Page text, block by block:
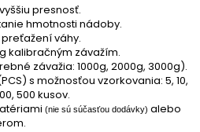
presnosť.
hmotnosti nádoby.
váhy.
kalibračným závažím.
závažia: 1000g, 2000g, 3000g).
s možnosťou vzorkovania: 5, 10,
500 kusov.
(nie sú súčasťou dodávky) alebo